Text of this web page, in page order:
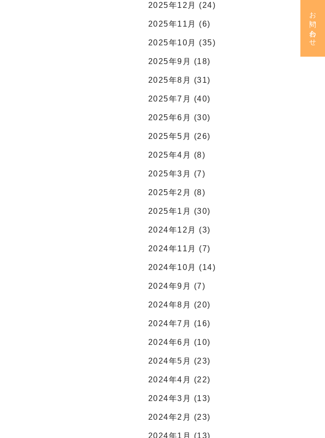
2025年12月 (24)
2025年11月 (6)
2025年10月 (35)
2025年9月 (18)
2025年8月 (31)
2025年7月 (40)
2025年6月 (30)
2025年5月 (26)
2025年4月 (8)
2025年3月 (7)
2025年2月 (8)
2025年1月 (30)
2024年12月 (3)
2024年11月 (7)
2024年10月 (14)
2024年9月 (7)
2024年8月 (20)
2024年7月 (16)
2024年6月 (10)
2024年5月 (23)
2024年4月 (22)
2024年3月 (13)
2024年2月 (23)
2024年1月 (13)
お問い合わせ